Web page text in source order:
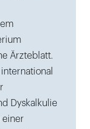
Ärzteblatt.
Dyskalkulie
einer